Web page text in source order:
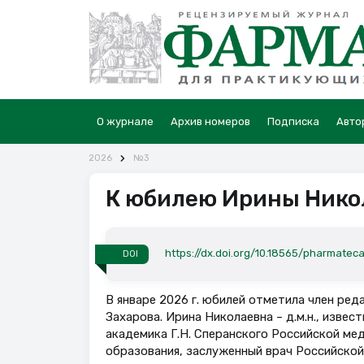
О журнале Архив номеров Подписка
2026 №3
К юбилею Ирины
DOI https://dx.doi.org/10.18565/
В январе 2026 г. юбилей отметила член
Захарова. Ирина Николаевна – д.м.н.,
академика Г.Н. Сперанского Российской
образования, заслуженный врач